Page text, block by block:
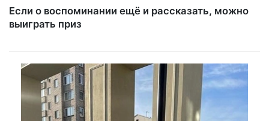
Если о воспоминании ещё и рассказать, можно
выиграть приз